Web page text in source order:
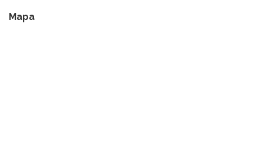
Mapa